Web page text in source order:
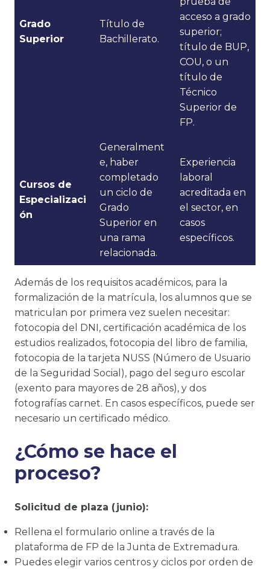
Grado
Superior
Título de
Bachillerato.
acceso a grado
superior;
título de BUP,
COU, o un
título de
Técnico
Superior de
FP.
Cursos de
Especializaci
ón
Generalment
e, haber
completado
un ciclo de
Grado
Superior en
una rama
relacionada.
Experiencia
laboral
acreditada en
el sector, en
casos
específicos.
Además de los requisitos académicos, para la
formalización de la matrícula, los alumnos que se
matriculan por primera vez suelen necesitar:
fotocopia del DNI, certificación académica de los
estudios realizados, fotocopia del libro de familia,
fotocopia de la tarjeta NUSS (Número de Usuario
de la Seguridad Social), pago del seguro escolar
(exento para mayores de 28 años), y dos
fotografías carnet. En casos específicos, puede ser
necesario un certificado médico.
¿Cómo se hace el
proceso?
Solicitud de plaza (junio):
Rellena el formulario online a través de la
plataforma de FP de la Junta de Extremadura.
Puedes elegir varios centros y ciclos por orden de